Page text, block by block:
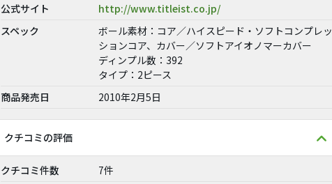
公式サイト
http://www.titleist.co.jp/
スペック
ボール素材：コア／ハイスピード・ソフトコンプレッ
ションコア、カバー／ソフトアイオノマーカバー
ディンプル数：392
タイプ：2ピース
商品発売日
2010年2月5日
クチコミの評価
クチコミ件数
7件